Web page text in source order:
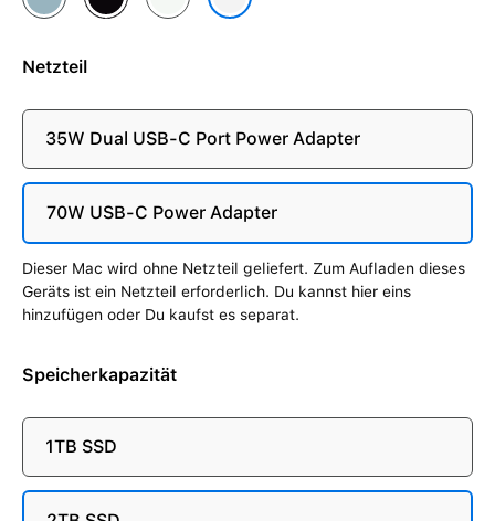
Netzteil
35W Dual USB-C Port Power Adapter
70W USB-C Power Adapter
Dieser Mac wird ohne Netzteil geliefert. Zum Aufladen dieses
Geräts ist ein Netzteil erforderlich. Du kannst hier eins
hinzufügen oder Du kaufst es separat.
Speicherkapazität
1TB SSD